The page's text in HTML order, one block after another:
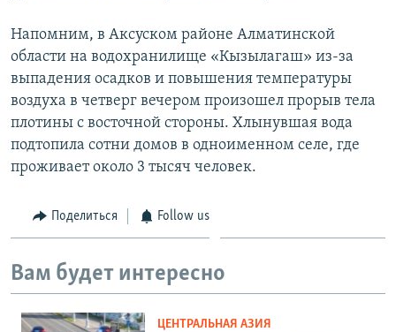
Напомним, в Аксуском районе Алматинской
области на водохранилище «Кызылагаш» из-за
выпадения осадков и повышения температуры
воздуха в четверг вечером произошел прорыв тела
плотины с восточной стороны. Хлынувшая вода
подтопила сотни домов в одноименном селе, где
проживает около 3 тысяч человек.
Поделиться Follow us
Вам будет интересно
ЦЕНТРАЛЬНАЯ АЗИЯ